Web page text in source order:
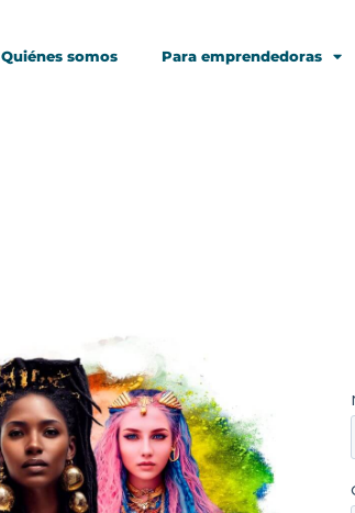
Quiénes somos Para emprendedoras